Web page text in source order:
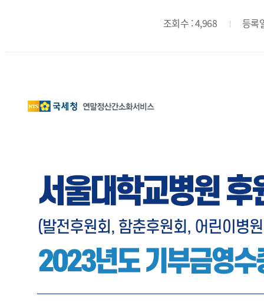
조회수 : 4,968 등록